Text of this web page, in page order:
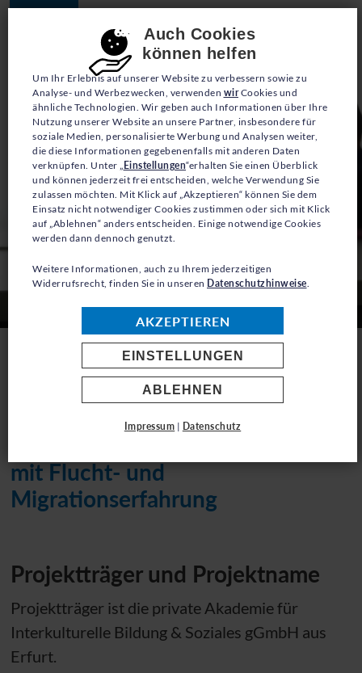
Consent-Einstellungen
Auch Cookies
können helfen
Um Ihr Erlebnis auf unserer Website zu verbessern sowie zu
Analyse- und Werbezwecken, verwenden wirCookies und
ähnliche Technologien. Wir geben auch Informationen über Ihre
Nutzung unserer Website an unsere Partner, insbesondere für
soziale Medien, personalisierte Werbung und Analysen weiter,
die diese Informationen gegebenenfalls mit anderen Daten
verknüpfen. Unter „ Einstellungen“erhalten Sie einen Überblick
und können jederzeit frei entscheiden, welche Verwendung Sie
zulassen möchten. Mit Klick auf „Akzeptieren“ können Sie dem
Einsatz nicht notwendiger Cookies zustimmen oder sich mit Klick
auf „Ablehnen“ anders entscheiden. Einige notwendige Cookies
werden dann dennoch genutzt.
Weitere Informationen, auch zu Ihrem jederzeitigen
Widerrufsrecht, finden Sie in unseren Datenschutzhinweise.
AKZEPTIEREN
EINSTELLUNGEN
ABLEHNEN
Impressum | Datenschutz
JETZT SPENDEN
ALINA.3
mit Flucht- und
Migrationserfahrung
Projektträger und Projektname
Projektträger ist die private Akademie für
Interkulturelle Bildung & Soziales gGmbH aus
Erfurt.